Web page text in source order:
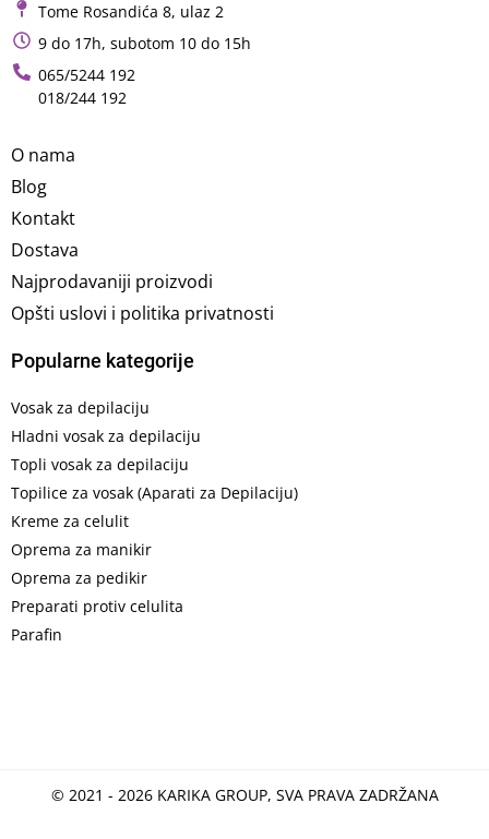
Tome Rosandića 8, ulaz 2
9 do 17h, subotom 10 do 15h
065/5244 192
018/244 192
O nama
Blog
Kontakt
Dostava
Najprodavaniji proizvodi
Opšti uslovi i politika privatnosti
Popularne kategorije
Vosak za depilaciju
Hladni vosak za depilaciju
Topli vosak za depilaciju
Topilice za vosak (Aparati za Depilaciju)
Kreme za celulit
Oprema za manikir
Oprema za pedikir
Preparati protiv celulita
Parafin
© 2021 - 2026 KARIKA GROUP, SVA PRAVA ZADRŽANA